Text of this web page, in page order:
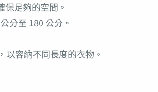
保足夠的空間。
分至 180 公分。
以容納不同長度的衣物。